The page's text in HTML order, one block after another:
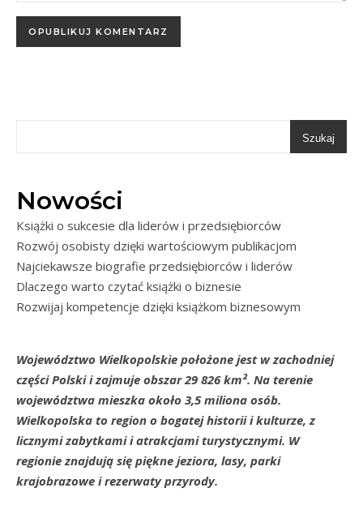
Szukaj
Nowości
Książki o sukcesie dla liderów i przedsiębiorców
Rozwój osobisty dzięki wartościowym publikacjom
Najciekawsze biografie przedsiębiorców i liderów
Dlaczego warto czytać książki o biznesie
Rozwijaj kompetencje dzięki książkom biznesowym
Województwo Wielkopolskie położone jest w zachodniej
części Polski i zajmuje obszar 29 826 km². Na terenie
województwa mieszka około 3,5 miliona osób.
Wielkopolska to region o bogatej historii i kulturze, z
licznymi zabytkami i atrakcjami turystycznymi. W
regionie znajdują się piękne jeziora, lasy, parki
krajobrazowe i rezerwaty przyrody.